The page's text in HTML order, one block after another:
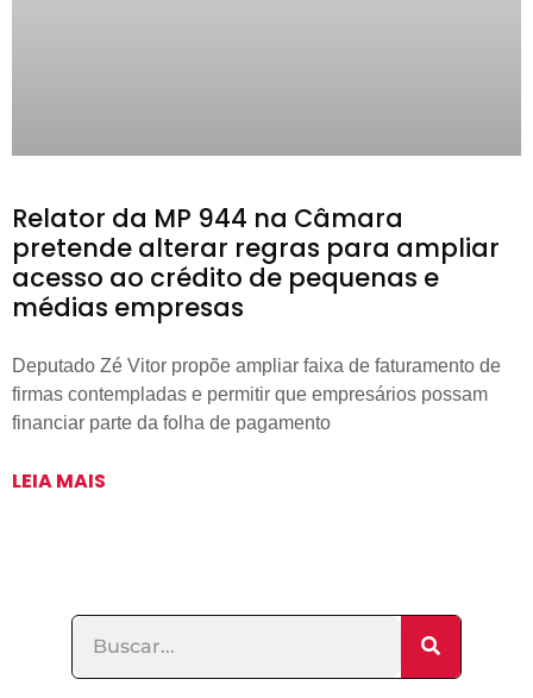
Relator da MP 944 na Câmara
pretende alterar regras para ampliar
acesso ao crédito de pequenas e
médias empresas
Deputado Zé Vitor propõe ampliar faixa de faturamento de
firmas contempladas e permitir que empresários possam
financiar parte da folha de pagamento
LEIA MAIS